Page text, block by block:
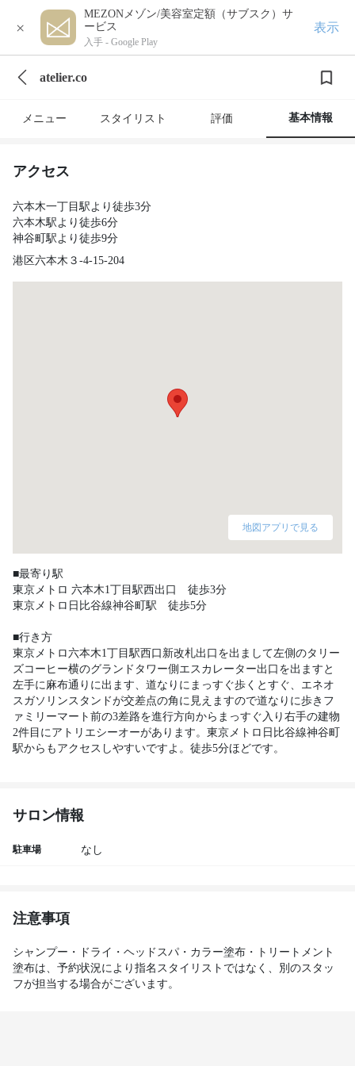
×
MEZONメゾン/美容室定額（サブスク）サ
ービス
入手 - Google Play
表示
atelier.co
メニュー スタイリスト 評価 基本情報
アクセス
六本木一丁目駅より徒歩3分
六本木駅より徒歩6分
神谷町駅より徒歩9分
港区六本木３-4-15-204
地図アプリで見る
■最寄り駅
東京メトロ 六本木1丁目駅西出口　徒歩3分
東京メトロ日比谷線神谷町駅　徒歩5分
■行き方
東京メトロ六本木1丁目駅西口新改札出口を出まして左側のタリー
ズコーヒー横のグランドタワー側エスカレーター出口を出ますと
左手に麻布通りに出ます、道なりにまっすぐ歩くとすぐ、エネオ
スガソリンスタンドが交差点の角に見えますので道なりに歩きフ
ァミリーマート前の3差路を進行方向からまっすぐ入り右手の建物
2件目にアトリエシーオーがあります。東京メトロ日比谷線神谷町
サロン情報
駐車場 なし
注意事項
シャンプー・ドライ・ヘッドスパ・カラー塗布・トリートメント
塗布は、予約状況により指名スタイリストではなく、別のスタッ
フが担当する場合がございます。